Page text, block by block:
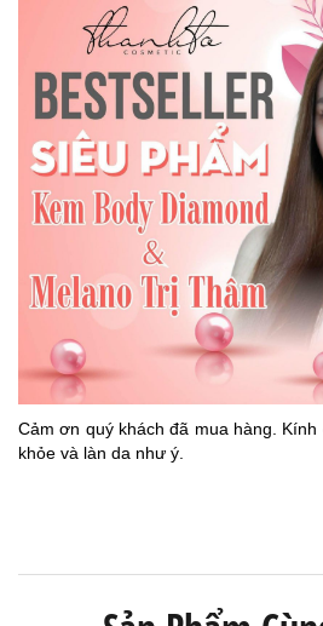
Cảm ơn quý khách đã mua hàng.
khỏe và làn da như ý.